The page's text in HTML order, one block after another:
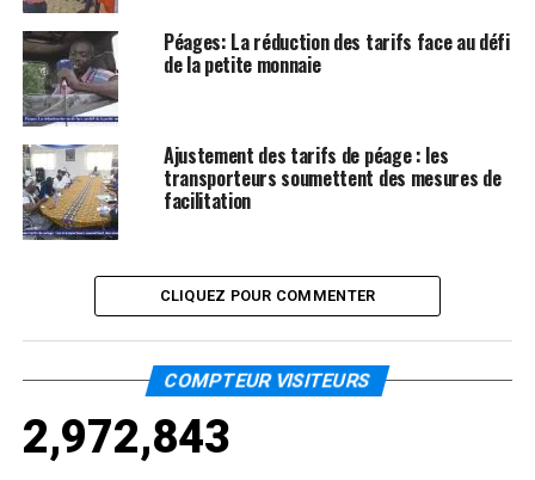
Péages: La réduction des tarifs face au défi
de la petite monnaie
Ajustement des tarifs de péage : les
transporteurs soumettent des mesures de
facilitation
CLIQUEZ POUR COMMENTER
COMPTEUR VISITEURS
2,972,843